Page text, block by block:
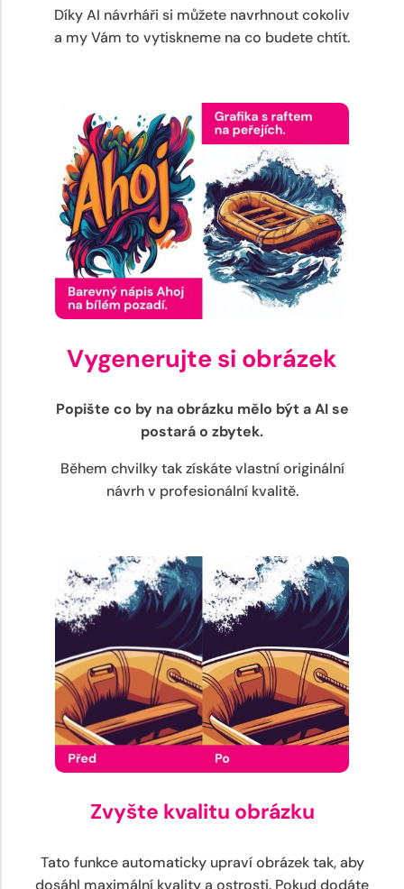
Díky AI návrháři si můžete navrhnout cokoliv
a my Vám to vytiskneme na co budete chtít.
Vygenerujte si obrázek
Popište co by na obrázku mělo být a AI se
postará o zbytek.
Během chvilky tak získáte vlastní originální
návrh v profesionální kvalitě.
Zvyšte kvalitu obrázku
Tato funkce automaticky upraví obrázek tak, aby
dosáhl maximální kvality a ostrosti. Pokud dodáte